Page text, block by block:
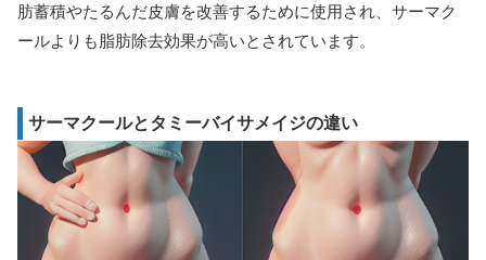
肪蓄積やたるんだ皮膚を改善するために使用され、サーマク
ールよりも脂肪除去効果が高いとされています。
サーマクールとタミーバイサメイジの違い